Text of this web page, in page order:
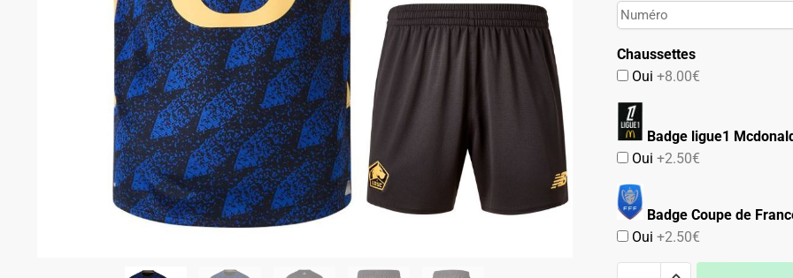
Chaussettes
Oui+8.00€
Badge ligue1
Oui+2.50€
Badge Coupe de
Oui+2.50€